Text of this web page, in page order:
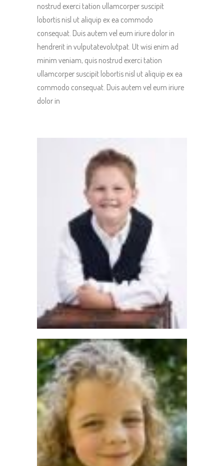
nostrud exerci tation ullamcorper suscipit
lobortis nisl ut aliquip ex ea commodo
consequat. Duis autem vel eum iriure dolor in
hendrerit in vulputatevolutpat. Ut wisi enim ad
minim veniam, quis nostrud exerci tation
ullamcorper suscipit lobortis nisl ut aliquip ex ea
commodo consequat. Duis autem vel eum iriure
dolor in